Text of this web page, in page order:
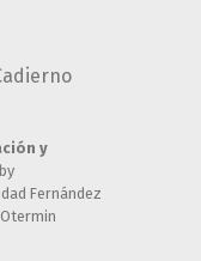
y
Fernández